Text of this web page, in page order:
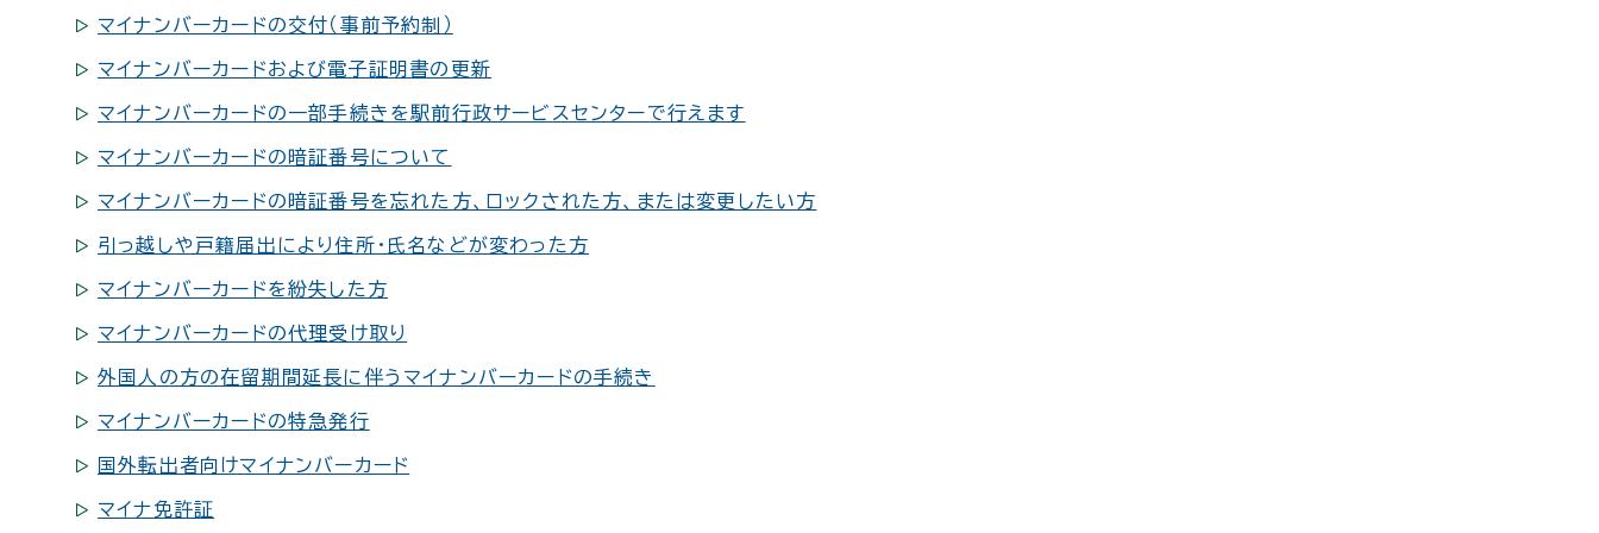
マイナンバーカードの交付（事前予約制）
マイナンバーカードおよび電子証明書の更新
マイナンバーカードの一部手続きを駅前行政サービスセンターで行えます
マイナンバーカードの暗証番号について
マイナンバーカードの暗証番号を忘れた方、ロックされた方、または変更したい方
引っ越しや戸籍届出により住所・氏名などが変わった方
マイナンバーカードを紛失した方
マイナンバーカードの代理受け取り
外国人の方の在留期間延長に伴うマイナンバーカードの手続き
マイナンバーカードの特急発行
国外転出者向けマイナンバーカード
マイナ免許証